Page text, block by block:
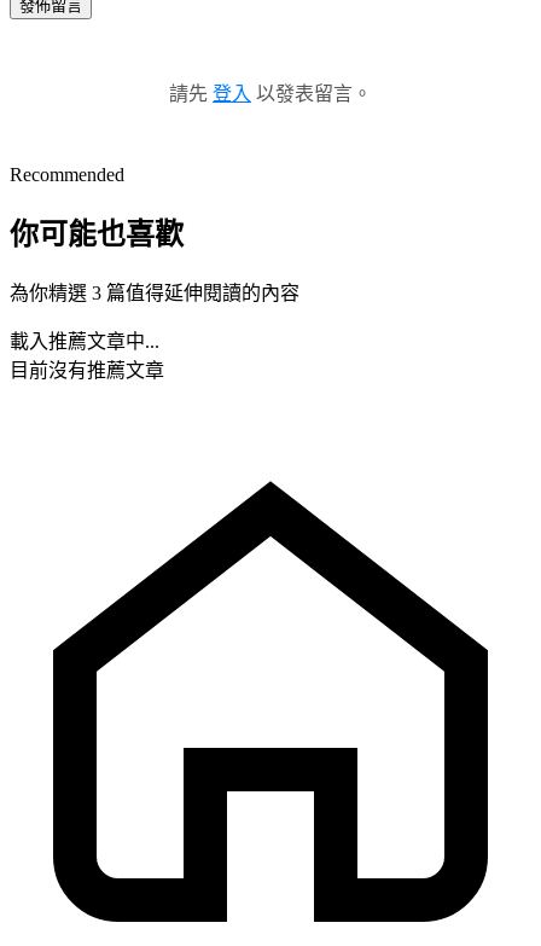
發佈留言
請先 登入 以發表留言。
Recommended
你可能也喜歡
為你精選 3 篇值得延伸閱讀的內容
載入推薦文章中...
目前沒有推薦文章